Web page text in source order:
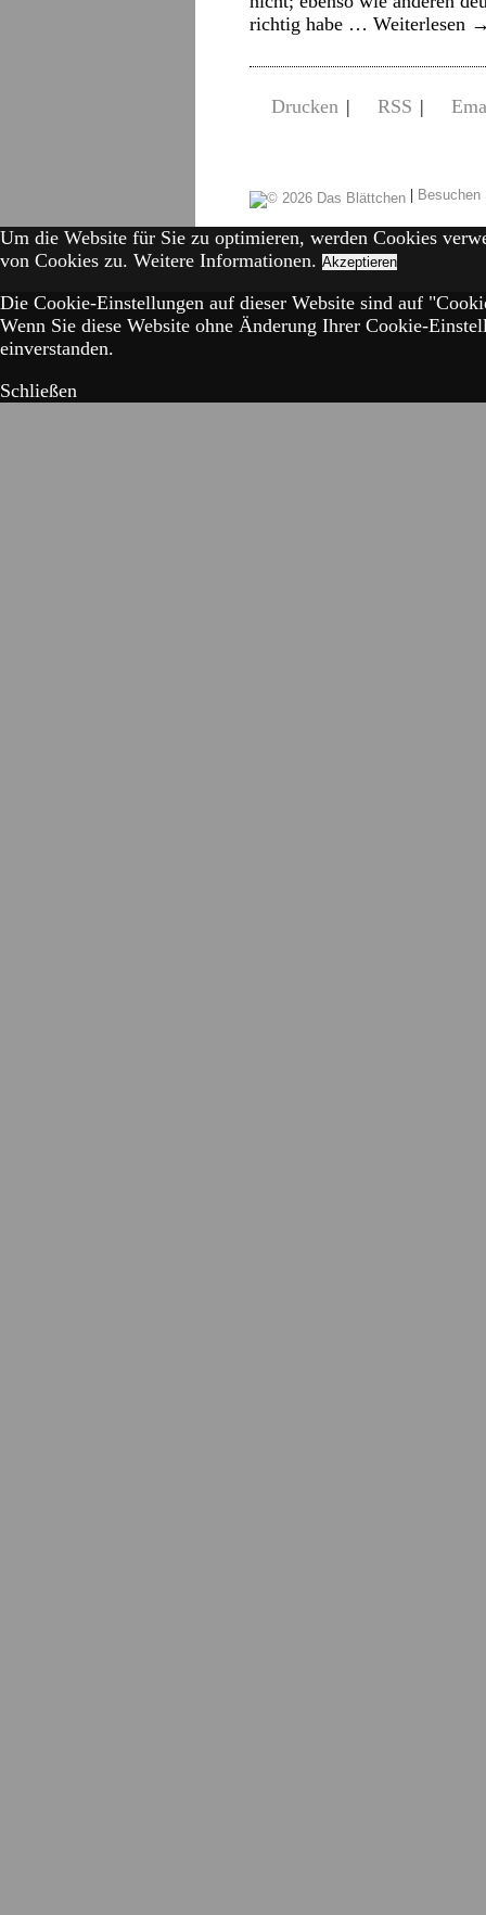
richtig habe … Weiterlesen
Drucken | RSS |
|
Um die Website für Sie zu optimieren, werden Cookies
von Cookies zu. Weitere Informationen. Akzeptieren
Die Cookie-Einstellungen auf dieser Website sind auf
Wenn Sie diese Website ohne Änderung Ihrer Cookie-
einverstanden.
Schließen